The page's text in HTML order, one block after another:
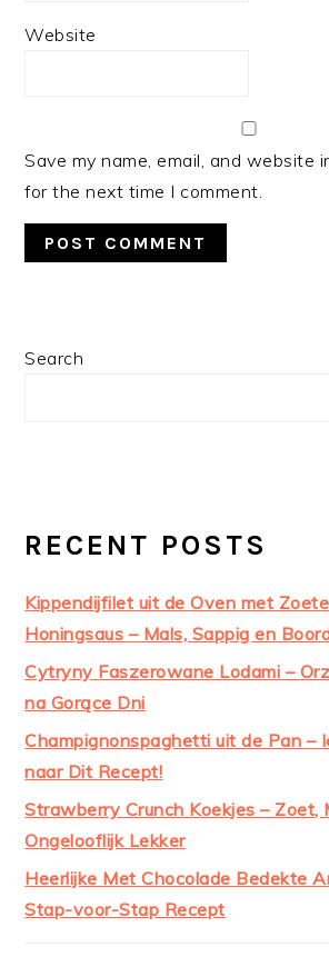
Website
Save my name, email, and website
for the next time I comment.
PRIMARY
Search
RECENT POSTS
Kippendijfilet uit de Oven met
Honingsaus – Mals, Sappig en
Cytryny Faszerowane Lodami –
na Gorące Dni
Champignonspaghetti uit de Pan –
naar Dit Recept!
Strawberry Crunch Koekjes – Zoet,
Ongelooflijk Lekker
Heerlijke Met Chocolade Bedekte
Stap-voor-Stap Recept